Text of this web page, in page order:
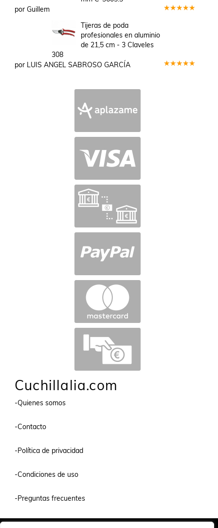
por Guillem
Tijeras de poda
profesionales en aluminio
de 21,5 cm - 3 Claveles
308
por LUIS ANGEL SABROSO GARCÍA
Cuchillalia.com
-Quienes somos
-Contacto
-Política de privacidad
-Condiciones de uso
-Preguntas frecuentes